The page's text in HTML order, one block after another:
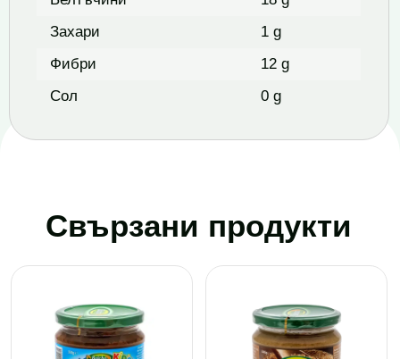
Захари
1 g
Фибри
12 g
Сол
0 g
Свързани продукти